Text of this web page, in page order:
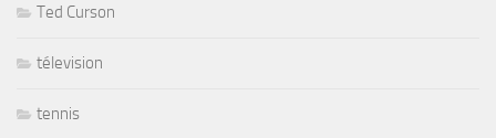
Ted Curson
télevision
tennis